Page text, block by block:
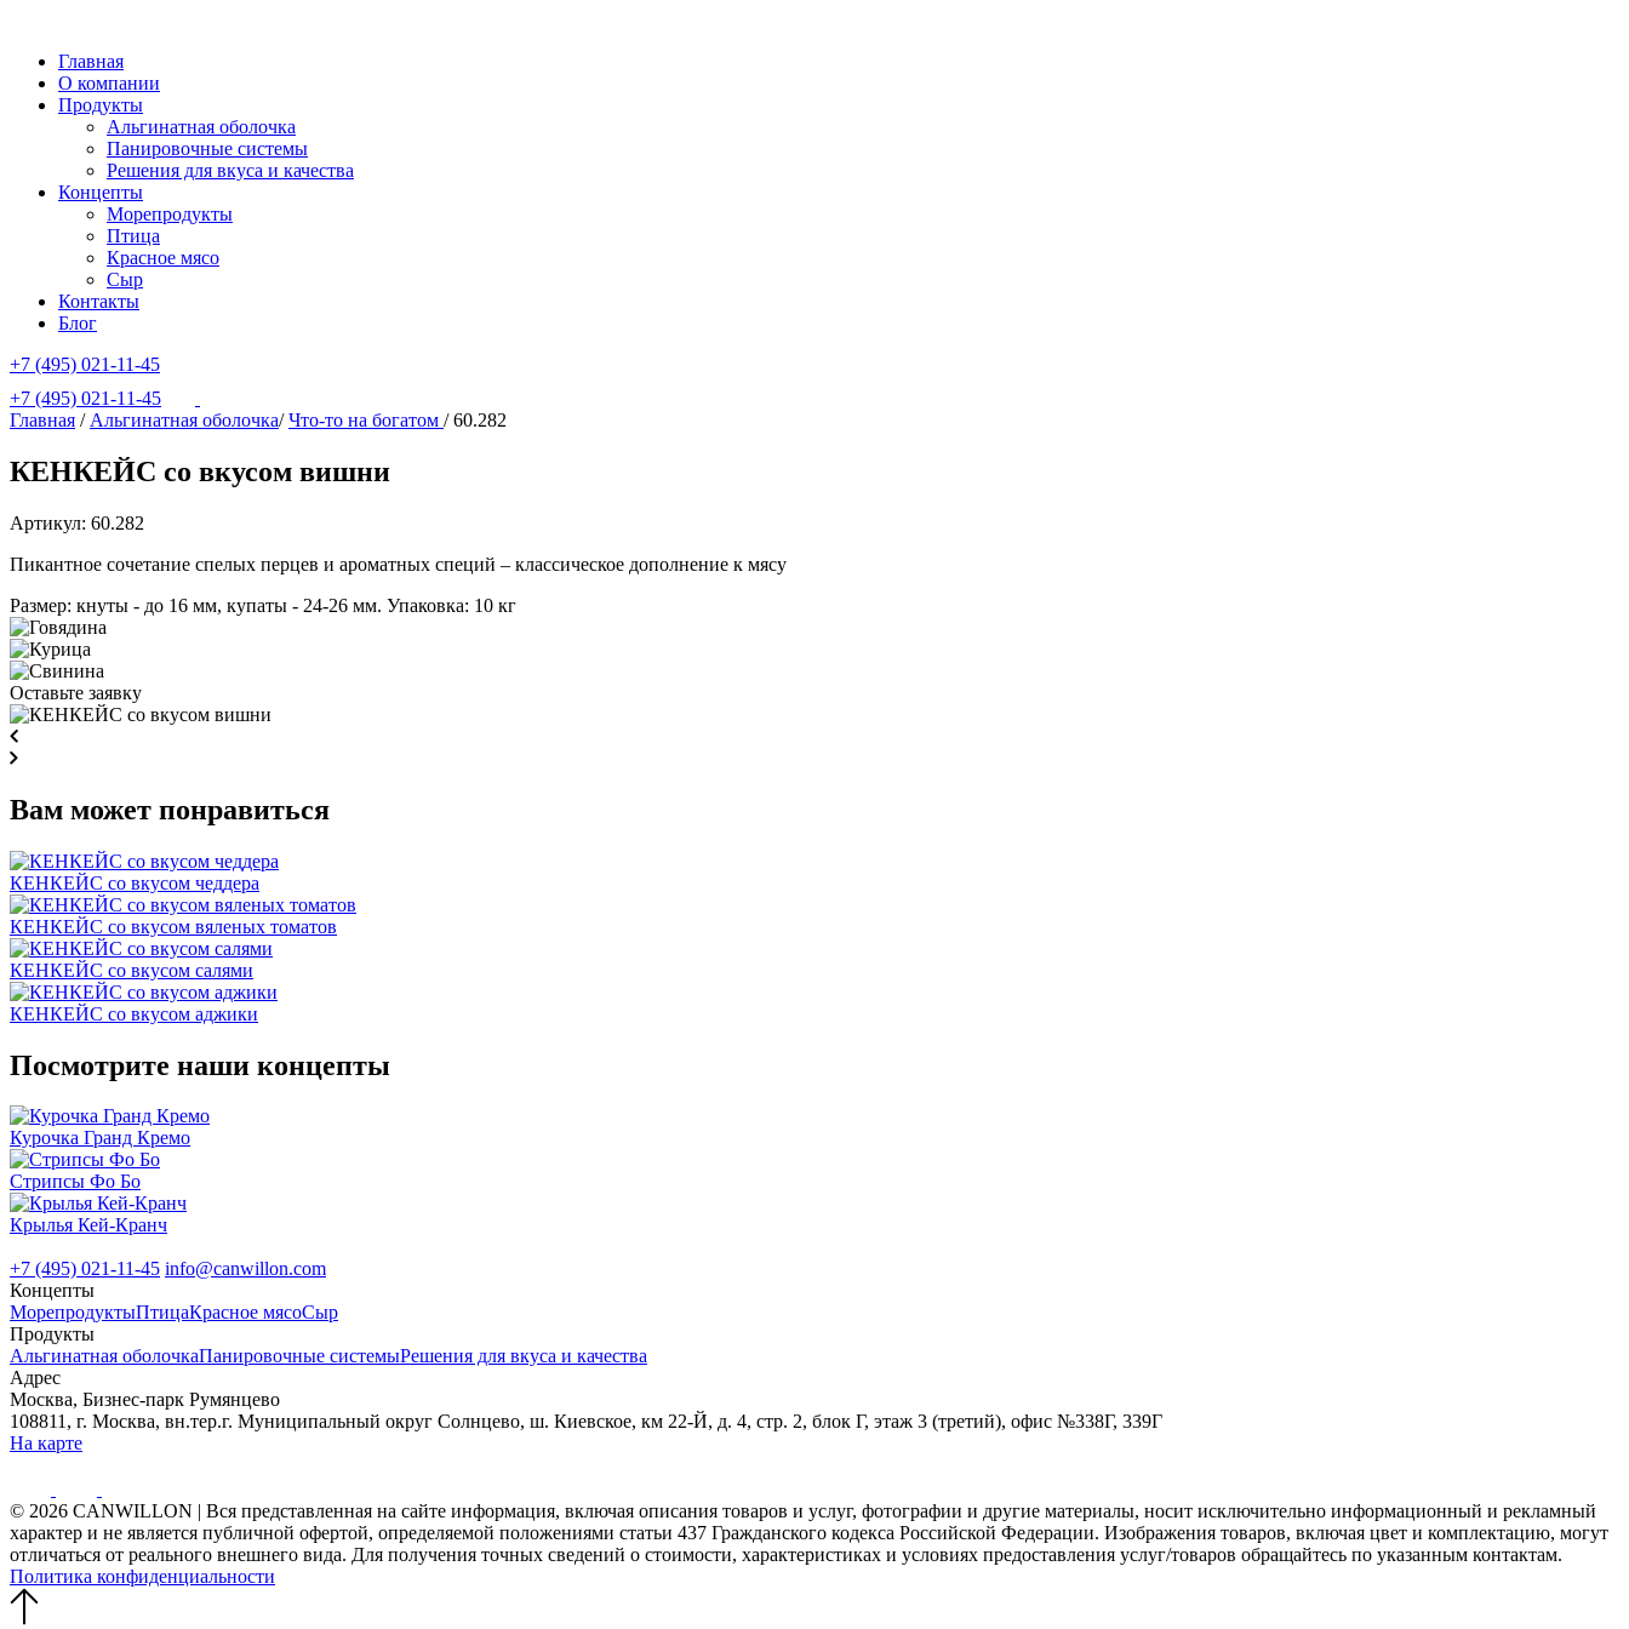
Главная
О компании
Продукты
Альгинатная оболочка
Панировочные системы
Решения для вкуса и качества
Концепты
Морепродукты
Птица
Красное мясо
Сыр
Контакты
Блог
+7 (495) 021-11-45
+7 (495) 021-11-45
Главная / Альгинатная оболочка/ Что-то на богатом / 60.282
КЕНКЕЙС со вкусом вишни
Артикул: 60.282
Пикантное сочетание спелых перцев и ароматных специй – классическое дополнение к мясу
Размер: кнуты - до 16 мм, купаты - 24-26 мм. Упаковка: 10 кг
Оставьте заявку
Вам может понравиться
КЕНКЕЙС со вкусом чеддера
КЕНКЕЙС со вкусом вяленых томатов
КЕНКЕЙС со вкусом салями
КЕНКЕЙС со вкусом аджики
Посмотрите наши концепты
Курочка Гранд Кремо
Стрипсы Фо Бо
Крылья Кей-Кранч
+7 (495) 021-11-45 info@canwillon.com
Концепты
МорепродуктыПтицаКрасное мясоСыр
Продукты
Альгинатная оболочкаПанировочные системыРешения для вкуса и качества
Адрес
Москва, Бизнес-парк Румянцево
108811, г. Москва, вн.тер.г. Муниципальный округ Солнцево, ш. Киевское, км 22-Й, д. 4, стр. 2, блок Г, этаж 3 (третий), офис №338Г, 339Г
На карте
© 2026 CANWILLON | Вся представленная на сайте информация, включая описания товаров и услуг, фотографии и другие материалы, носит исключительно информационный и рекламный
характер и не является публичной офертой, определяемой положениями статьи 437 Гражданского кодекса Российской Федерации. Изображения товаров, включая цвет и комплектацию, могут
отличаться от реального внешнего вида. Для получения точных сведений о стоимости, характеристиках и условиях предоставления услуг/товаров обращайтесь по указанным контактам.
Политика конфиденциальности